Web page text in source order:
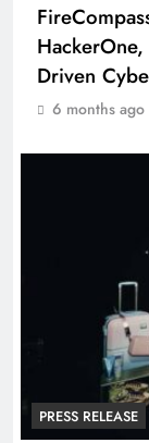
Driven
6 months ago
PRESS RELEASE